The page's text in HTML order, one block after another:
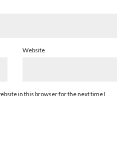
Website
in this browser for the next time I